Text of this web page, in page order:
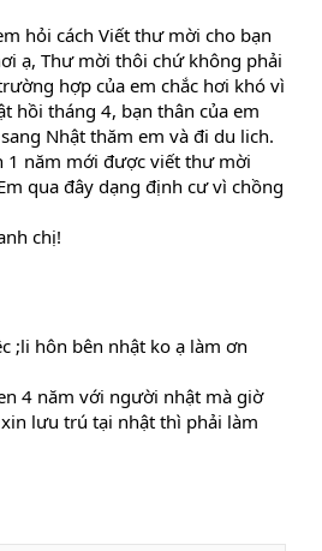
được (với tầm của người Viết giấy
thì không làm nổi) thì nên thuê dịch
hỏi cách Viết thư mời cho bạn
ạ, Thư mời thôi chứ không phải
hợp của em chắc hơi khó vì
hồi tháng 4, bạn thân của em
Nhật thăm em và đi du lich.
1 năm mới được viết thư mời
qua đây dạng định cư vì chồng
chị!
;li hôn bên nhật ko ạ làm ơn
4 năm với người nhật mà giờ
lưu trú tại nhật thì phải làm